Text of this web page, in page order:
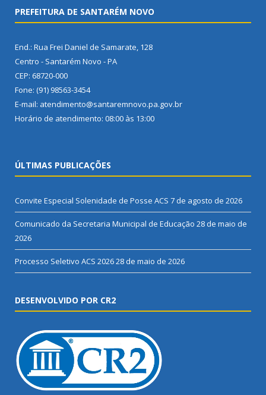
PREFEITURA DE SANTARÉM NOVO
End.: Rua Frei Daniel de Samarate, 128
Centro - Santarém Novo - PA
CEP: 68720-000
Fone: (91) 98563-3454
E-mail: atendimento@santaremnovo.pa.gov.br
Horário de atendimento: 08:00 às 13:00
ÚLTIMAS PUBLICAÇÕES
Convite Especial Solenidade de Posse ACS 7 de agosto de 2026
Comunicado da Secretaria Municipal de Educação 28 de maio de
2026
Processo Seletivo ACS 202628 de maio de 2026
DESENVOLVIDO POR CR2